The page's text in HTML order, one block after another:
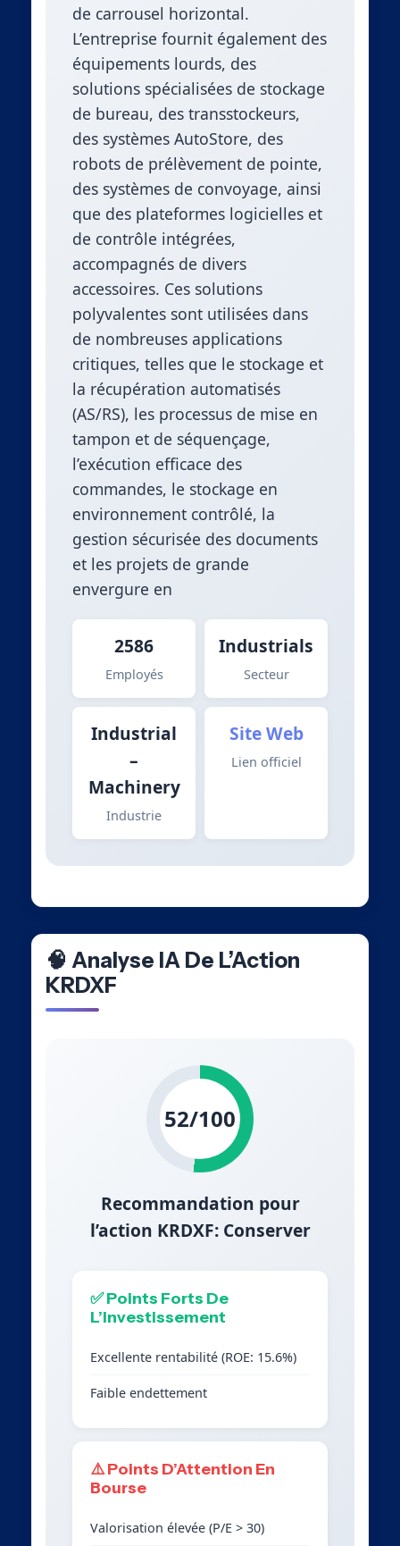
de carrousel horizontal.
L’entreprise fournit également des
équipements lourds, des
solutions spécialisées de stockage
de bureau, des transstockeurs,
des systèmes AutoStore, des
robots de prélèvement de pointe,
des systèmes de convoyage, ainsi
que des plateformes logicielles et
de contrôle intégrées,
accompagnés de divers
accessoires. Ces solutions
polyvalentes sont utilisées dans
de nombreuses applications
critiques, telles que le stockage et
la récupération automatisés
(AS/RS), les processus de mise en
tampon et de séquençage,
l’exécution efficace des
commandes, le stockage en
environnement contrôlé, la
gestion sécurisée des documents
et les projets de grande
envergure en
2586
Employés
Industrials
Secteur
Industrial
–
Machinery
Industrie
Site Web
Lien officiel
🧠 Analyse IA De L’Action
KRDXF
52/100
Recommandation pour
l’action KRDXF: Conserver
✅ Points Forts De
L’Investissement
Excellente rentabilité (ROE: 15.6%)
Faible endettement
⚠️ Points D’Attention En
Bourse
Valorisation élevée (P/E > 30)